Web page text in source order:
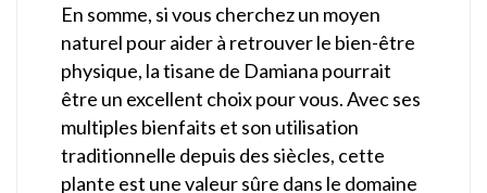
En somme, si vous cherchez un moyen
naturel pour aider à retrouver le bien-être
physique, la tisane de Damiana pourrait
être un excellent choix pour vous. Avec ses
multiples bienfaits et son utilisation
traditionnelle depuis des siècles, cette
plante est une valeur sûre dans le domaine